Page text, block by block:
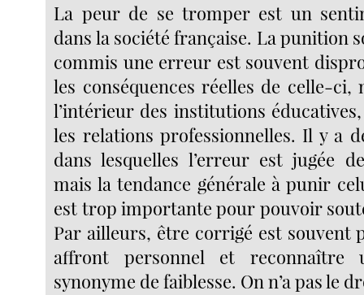
La peur de se tromper est un
dans la société française. La punition
commis une erreur est souvent
les conséquences réelles de celle-ci,
l’intérieur des institutions
les relations professionnelles. Il y a
dans lesquelles l’erreur est jugée
mais la tendance générale à punir
est trop importante pour pouvoir
Par ailleurs, être corrigé est souvent
affront personnel et reconnaître
synonyme de faiblesse. On n’a pas le